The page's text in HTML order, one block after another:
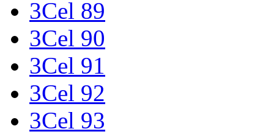
3Cel 89
3Cel 90
3Cel 91
3Cel 92
3Cel 93